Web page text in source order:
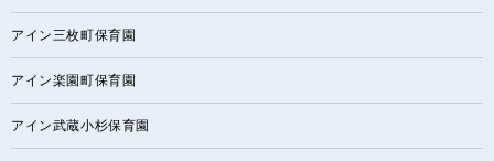
アイン三枚町保育園
アイン楽園町保育園
アイン武蔵小杉保育園